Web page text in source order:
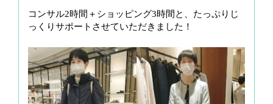
コンサル2時間＋ショッピング3時間と、たっぷりじ
っくりサポートさせていただきました！